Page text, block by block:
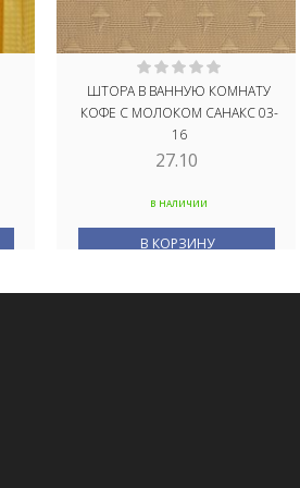
ШТОРА В ВАННУЮ КОМНАТУ
КОФЕ С МОЛОКОМ САНАКС 03-
16
27.10
В НАЛИЧИИ
В КОРЗИНУ